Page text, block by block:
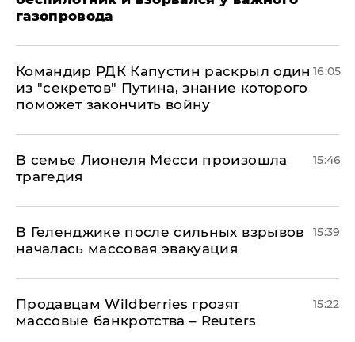
газопровода
Командир РДК Капустин раскрыл один
из "секретов" Путина, знание которого
поможет закончить войну
16:05
В семье Лионеля Месси произошла
трагедия
15:46
В Геленджике после сильных взрывов
началась массовая эвакуация
15:39
Продавцам Wildberries грозят
массовые банкротства – Reuters
15:22